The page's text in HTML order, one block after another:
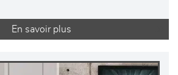
En savoir plus